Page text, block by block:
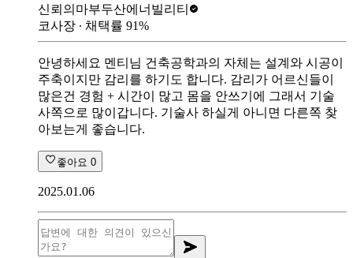
신뢰의마부두산에너빌리티
코사장 ∙ 채택률 91%
안녕하세요 멘티님 건축공학과의 자체는 설계와 시공이
주축이지만 감리를 하기도 합니다. 감리가 어르신들이
많은건 경험 + 시간이 많고 몸을 안쓰기에 그래서 기술
사쪽으로 많이갑니다. 기술사 하실게 아니면 다른쪽 찾
아보는게 좋습니다.
좋아요 0
2025.01.06